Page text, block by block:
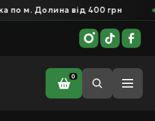
по м. Долина від 400 грн
0
вина Fragolino Rosso Fiorelli